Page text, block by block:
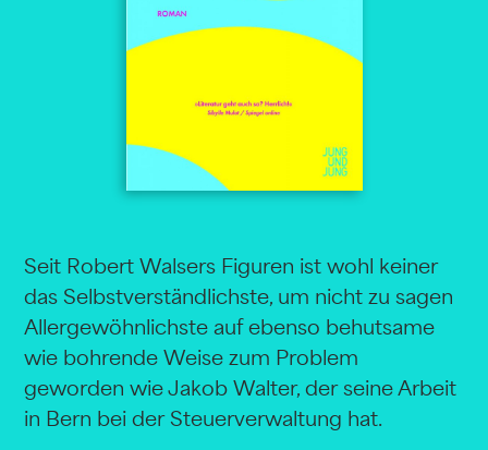
Seit Robert Walsers Figuren ist wohl keiner
das Selbstverständlichste, um nicht zu sagen
Allergewöhnlichste auf ebenso behutsame
wie bohrende Weise zum Problem
geworden wie Jakob Walter, der seine Arbeit
in Bern bei der Steuerverwaltung hat.